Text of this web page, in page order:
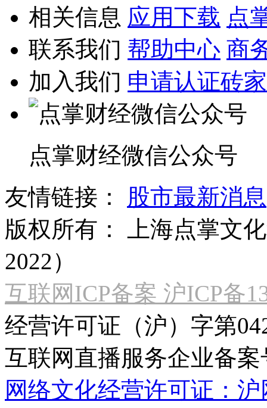
相关信息 应用下载 点
联系我们 帮助中心 商
加入我们 申请认证砖家
点掌财经微信公众号
友情链接：
股市最新消息
版权所有：
上海点掌文
2022）
互联网ICP备案 沪ICP备
经营许可证（沪）字第
互联网直播服务企业备案
网络文化经营许可证：